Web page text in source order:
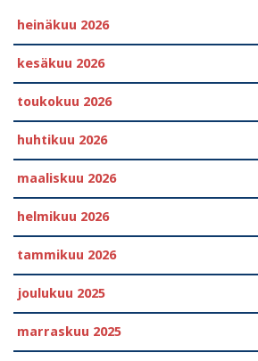
heinäkuu 2026
kesäkuu 2026
toukokuu 2026
huhtikuu 2026
maaliskuu 2026
helmikuu 2026
tammikuu 2026
joulukuu 2025
marraskuu 2025